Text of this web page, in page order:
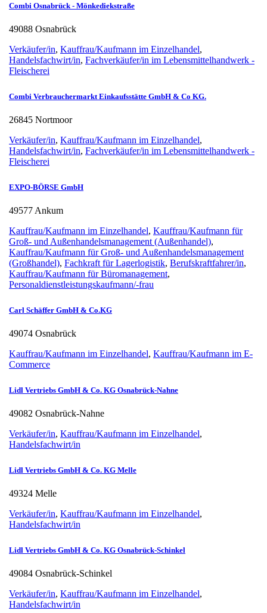
Combi Osnabrück - Mönkediekstraße
49088 Osnabrück
Verkäufer/in, Kauffrau/Kaufmann im Einzelhandel,
Handelsfachwirt/in, Fachverkäufer/in im Lebensmittelhandwerk -
Fleischerei
Combi Verbrauchermarkt Einkaufsstätte GmbH & Co KG.
26845 Nortmoor
Verkäufer/in, Kauffrau/Kaufmann im Einzelhandel,
Handelsfachwirt/in, Fachverkäufer/in im Lebensmittelhandwerk -
Fleischerei
EXPO-BÖRSE GmbH
49577 Ankum
Kauffrau/Kaufmann im Einzelhandel, Kauffrau/Kaufmann für
Groß- und Außenhandelsmanagement (Außenhandel),
Kauffrau/Kaufmann für Groß- und Außenhandelsmanagement
(Großhandel), Fachkraft für Lagerlogistik, Berufskraftfahrer/in,
Kauffrau/Kaufmann für Büromanagement,
Personaldienstleistungskaufmann/-frau
Carl Schäffer GmbH & Co.KG
49074 Osnabrück
Kauffrau/Kaufmann im Einzelhandel, Kauffrau/Kaufmann im E-
Commerce
Lidl Vertriebs GmbH & Co. KG Osnabrück-Nahne
49082 Osnabrück-Nahne
Verkäufer/in, Kauffrau/Kaufmann im Einzelhandel,
Handelsfachwirt/in
Lidl Vertriebs GmbH & Co. KG Melle
49324 Melle
Verkäufer/in, Kauffrau/Kaufmann im Einzelhandel,
Handelsfachwirt/in
Lidl Vertriebs GmbH & Co. KG Osnabrück-Schinkel
49084 Osnabrück-Schinkel
Verkäufer/in, Kauffrau/Kaufmann im Einzelhandel,
Handelsfachwirt/in